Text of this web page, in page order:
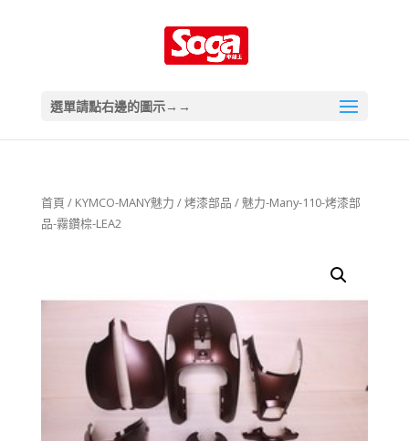
選單請點右邊的圖示→→
首頁 / KYMCO-MANY魅力 /烤漆部品 / 魅力-Many-110-烤漆部
品-霧鑽棕-LEA2